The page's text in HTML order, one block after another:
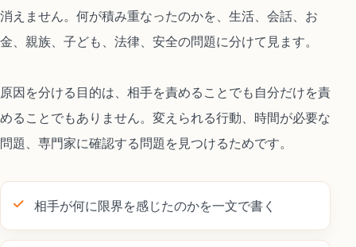
消えません。何が積み重なったのかを、生活、会話、お
金、親族、子ども、法律、安全の問題に分けて見ます。
原因を分ける目的は、相手を責めることでも自分だけを責
めることでもありません。変えられる行動、時間が必要な
問題、専門家に確認する問題を見つけるためです。
相手が何に限界を感じたのかを一文で書く